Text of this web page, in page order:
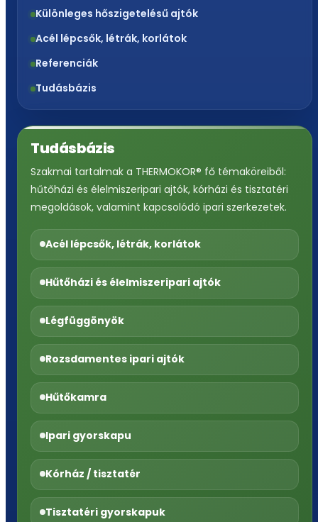
Különleges hőszigetelésű ajtók
Acél lépcsők, létrák, korlátok
Referenciák
Tudásbázis
Tudásbázis
Szakmai tartalmak a THERMOKOR® fő témaköreiből:
hűtőházi és élelmiszeripari ajtók, kórházi és tisztatéri
megoldások, valamint kapcsolódó ipari szerkezetek.
Acél lépcsők, létrák, korlátok
Hűtőházi és élelmiszeripari ajtók
Légfüggönyök
Rozsdamentes ipari ajtók
Hűtőkamra
Ipari gyorskapu
Kórház / tisztatér
Tisztatéri gyorskapuk